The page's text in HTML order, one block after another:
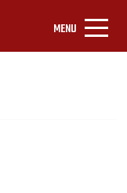
MENU